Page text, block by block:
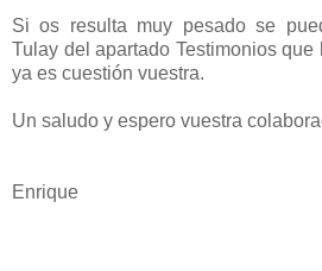
Si os resulta muy pesado se
Tulay del apartado Testimonios
ya es cuestión vuestra.
Un saludo y espero vuestra
Enrique